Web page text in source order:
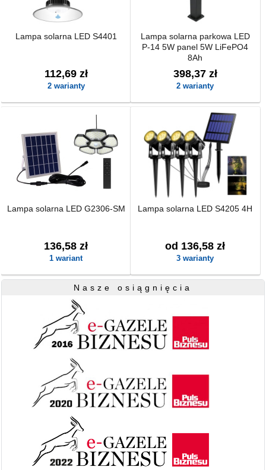
Lampa solarna LED S4401
112,69 zł
2 warianty
Lampa solarna parkowa LED
P-14 5W panel 5W LiFePO4
8Ah
398,37 zł
2 warianty
Lampa solarna LED G2306-SM
136,58 zł
1 wariant
Lampa solarna LED S4205 4H
od 136,58 zł
3 warianty
Nasze osiągnięcia